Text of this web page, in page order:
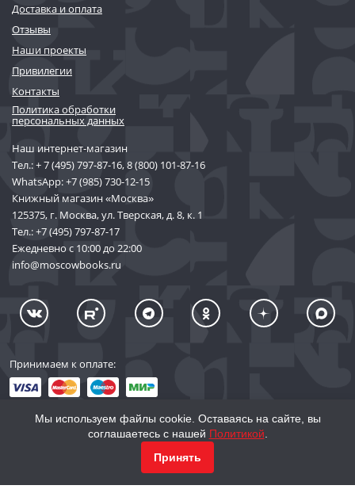
Доставка и оплата
Отзывы
Наши проекты
Привилегии
Контакты
Политика обработки
персональных данных
Наш интернет-магазин
Тел.:+ 7 (495) 797-87-16,8 (800) 101-87-16
WhatsApp:+7 (985) 730-12-15
Книжный магазин «Москва»
125375, г. Москва, ул. Тверская, д. 8, к. 1
Тел.:+7 (495) 797-87-17
Ежедневно с 10:00 до 22:00
info@moscowbooks.ru
Принимаем к оплате:
© 2002–2026 «Торговый Дом Книги «МОСКВА»
Мы используем файлы cookie. Оставаясь на сайте, вы
соглашаетесь с нашей Политикой
Принять